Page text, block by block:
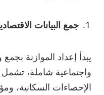
جمع البيانات
يبدأ إعداد الموازنة
واجتماعية شاملة، تشمل
الإحصاءات السكانية،